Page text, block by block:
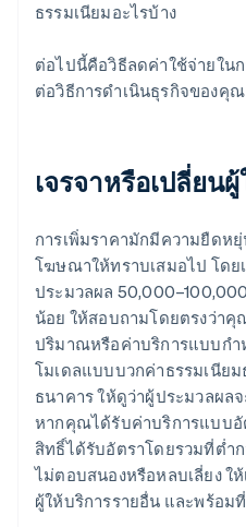
ธรรมเนียมอะไรบ้าง
ต่อไปนี้คือวิธีลดค่าใช้จ่ายใน
ต่อวิธีการดำเนินธุรกิจของคุณ
เจรจาหรือเปลี่ยน
การเพิ่มราคามักมีความยืดห
โฆษณาให้ทราบเสมอไป โดย
ประมวลผล
น้อย ให้สอบถามโดยตรงว่า
ปริมาณหรือค่าบริการแบบกำ
โมเดลแบบบวกค่าธรรมเนีย
ธนาคาร ให้ดูว่าผู้ประมวลผล
หากคุณได้รับค่าบริการแบบ
สิทธิ์ได้รับอัตราโดยรวมที่ต่ำ
ไม่ตอบสนองหรือหลบเลี่ยง ใ
ผู้ให้บริการรายอื่น และพร้อม